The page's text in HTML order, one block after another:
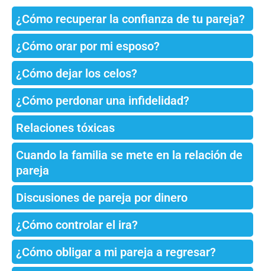
¿Cómo recuperar la confianza de tu pareja?
¿Cómo orar por mi esposo?
¿Cómo dejar los celos?
¿Cómo perdonar una infidelidad?
Relaciones tóxicas
Cuando la familia se mete en la relación de
pareja
Discusiones de pareja por dinero
¿Cómo controlar el ira?
¿Cómo obligar a mi pareja a regresar?